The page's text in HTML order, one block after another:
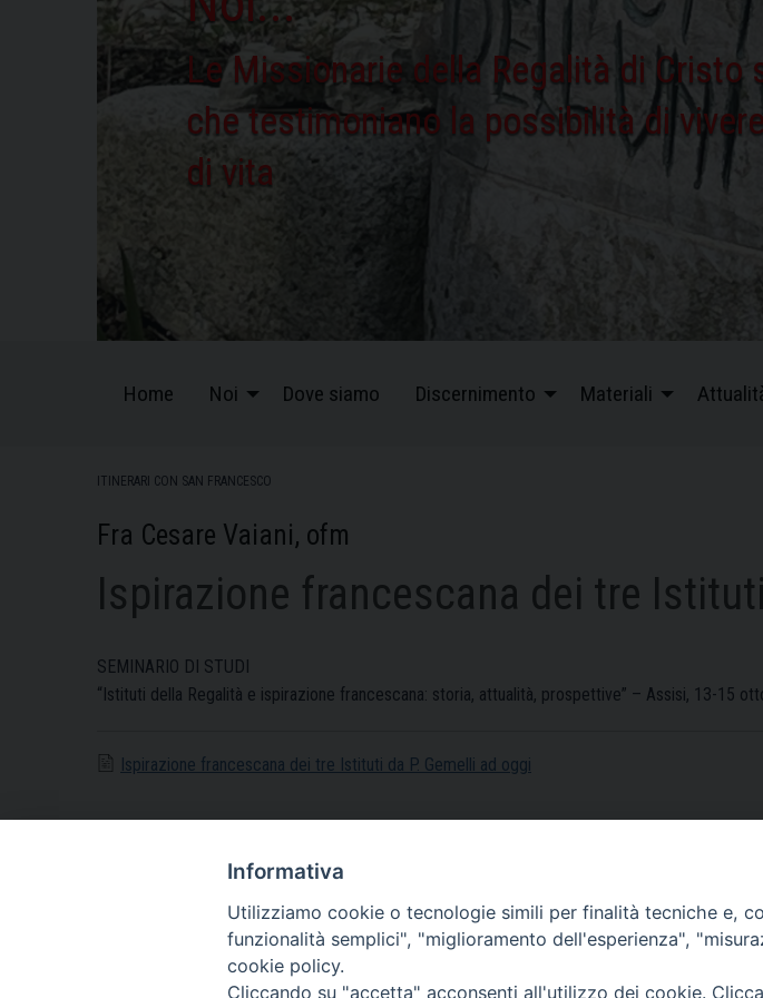
Le Missionarie della Regalità di
che testimoniano la possibilità di
di vita
Home Noi Dove siamo Discernimento Materiali
ITINERARI CON SAN FRANCESCO
Fra Cesare Vaiani, ofm
Ispirazione francescana dei tre
SEMINARIO DI STUDI
“Istituti della Regalità e ispirazione francescana: storia, attualità, prospettive” – Assisi, 13-15
Ispirazione francescana dei tre Istituti da P. Gemelli ad oggi
Contatti Luoghi di spiritualità Link
Informativa
Utilizziamo cookie o tecnologie simili per finalità tecniche e,
funzionalità semplici", "miglioramento dell'esperienza",
cookie policy.
Cliccando su "accetta" acconsenti all'utilizzo dei cookie.